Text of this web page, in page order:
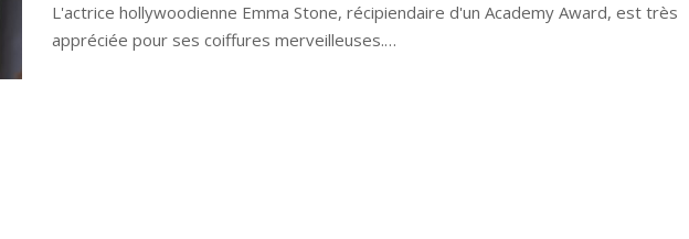
L'actrice hollywoodienne Emma Stone, récipiendaire d'un Academy Award, est très
appréciée pour ses coiffures merveilleuses.…
40 Idées De Cheveux Bleu Ombre
66 Pixie Cuts Pour Cheveux Épais /